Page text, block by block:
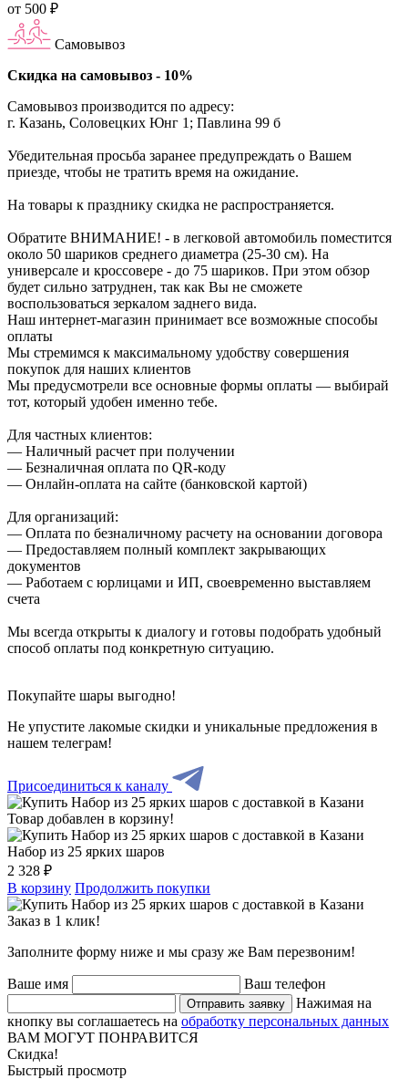
от 500 ₽
Самовывоз
Скидка на самовывоз - 10%
Самовывоз производится по адресу:
г. Казань, Соловецких Юнг 1; Павлина 99 б
Убедительная просьба заранее предупреждать о Вашем
приезде, чтобы не тратить время на ожидание.
На товары к празднику скидка не распространяется.
Обратите ВНИМАНИЕ! - в легковой автомобиль поместится
около 50 шариков среднего диаметра (25-30 см). На
универсале и кроссовере - до 75 шариков. При этом обзор
будет сильно затруднен, так как Вы не сможете
воспользоваться зеркалом заднего вида.
Наш интернет-магазин принимает все возможные способы
оплаты
Мы стремимся к максимальному удобству совершения
покупок для наших клиентов
Мы предусмотрели все основные формы оплаты — выбирай
тот, который удобен именно тебе.
Для частных клиентов:
— Наличный расчет при получении
— Безналичная оплата по QR-коду
— Онлайн-оплата на сайте (банковской картой)
Для организаций:
— Оплата по безналичному расчету на основании договора
— Предоставляем полный комплект закрывающих
документов
— Работаем с юрлицами и ИП, своевременно выставляем
счета
Мы всегда открыты к диалогу и готовы подобрать удобный
способ оплаты под конкретную ситуацию.
Покупайте шары выгодно!
Не упустите лакомые скидки и уникальные предложения в
нашем телеграм!
Присоединиться к каналу
Товар добавлен в корзину!
Набор из 25 ярких шаров
2 328 ₽
В корзину Продолжить покупки
Заказ в 1 клик!
Заполните форму ниже и мы сразу же Вам перезвоним!
Ваше имя Ваш телефон
Отправить заявку
Нажимая на
кнопку вы соглашаетесь на обработку персональных данных
ВАМ МОГУТ ПОНРАВИТСЯ
Скидка!
Быстрый просмотр